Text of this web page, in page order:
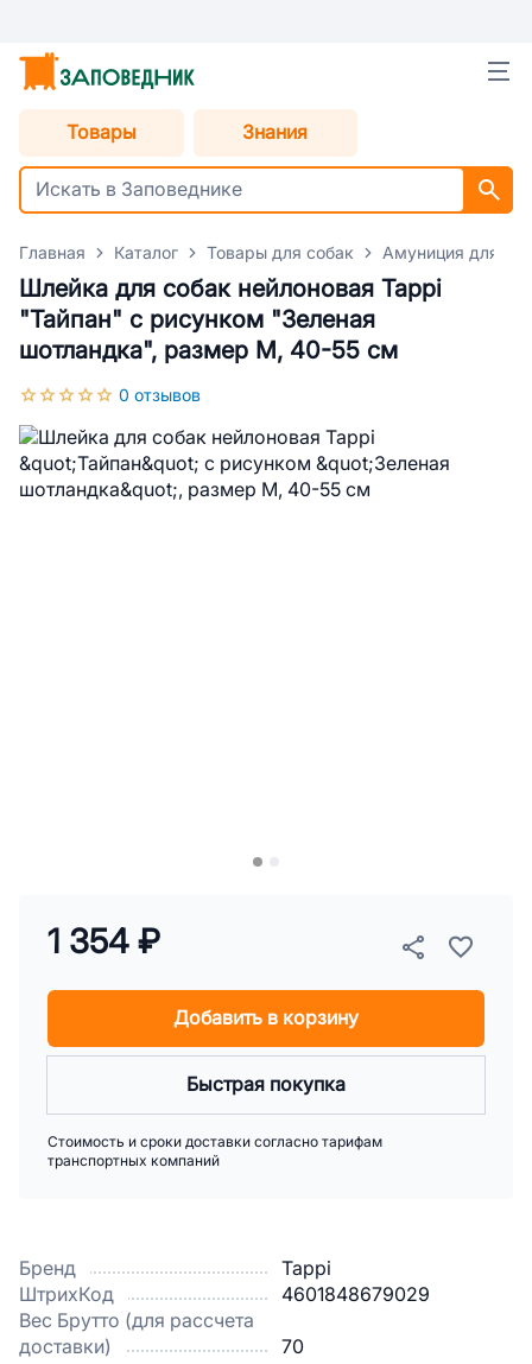
Товары Знания
Главная Каталог Товары для собак Амуниция для
Шлейка для собак нейлоновая Tappi
"Тайпан" с рисунком "Зеленая
шотландка", размер M, 40-55 см
0 отзывов
Бренд
Tappi
ШтрихКод
4601848679029
Вес Брутто (для рассчета
доставки)
70
1 354 ₽
Добавить в корзину
Быстрая покупка
Стоимость и сроки доставки согласно тарифам
транспортных компаний